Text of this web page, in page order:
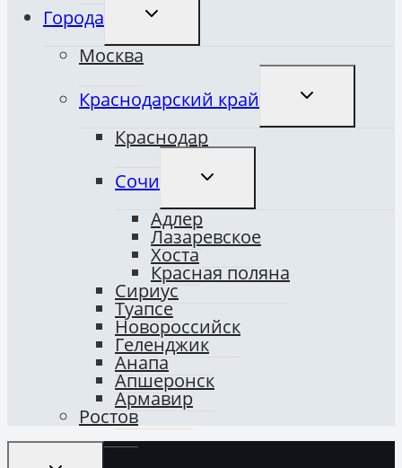
Города
ПЕРЕКЛЮЧИТЬ
ДОЧЕРНЕЕ
Москва
Краснодарский край
ДОЧЕРНЕЕ
Краснодар
Сочи
ПЕРЕКЛЮЧИТЬ
ДОЧЕРНЕЕ
Адлер
Лазаревское
Хоста
Красная поляна
Сириус
Туапсе
Новороссийск
Геленджик
Анапа
Апшеронск
Армавир
Ростов